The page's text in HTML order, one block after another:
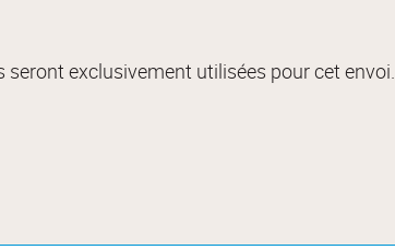
seront exclusivement utilisées pour cet envoi.